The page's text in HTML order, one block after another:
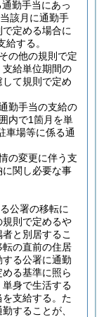
勤手当にあっ
該月に通勤手
定める場合に
する。
の他の規則で定
給単位期間の
て規則で定め
勤手当の支給の
内で1箇月を単
車場等に係る通
の変更に伴う支
関し必要な事
公署の移転に
則で定めるや
と別居するこ
の直前の住居
る公署に通勤
る基準に照ら
身で生活する
支給する。 た
することが、